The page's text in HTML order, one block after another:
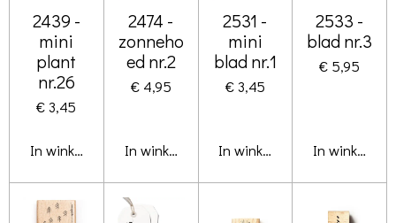
2439 -
mini
plant
nr.26
€ 3,45
In winkelwagen
2474 -
zonneho
ed nr.2
€ 4,95
In winkelwagen
2531 -
mini
blad nr.1
€ 3,45
In winkelwagen
2533 -
blad nr.3
€ 5,95
In